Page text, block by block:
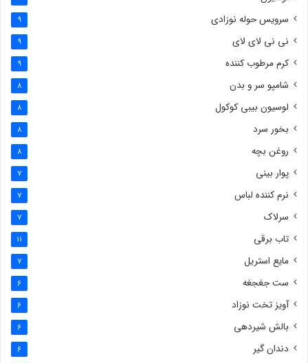
سرویس حوله نوزادی 9
نی نی لای لای 9
کرم مرطوب کننده 9
شامپو سر و بدن 8
لوسیون بیبی کوکول 8
بخور سرد 8
روغن بچه 8
پوار بینی 7
نرم کننده لباس 7
سرلاک 7
تاب برقی 11
مایع استریل 7
ست جغجغه 6
آویز تخت نوزاد 6
بالش شیردهی 6
دندان گیر 6